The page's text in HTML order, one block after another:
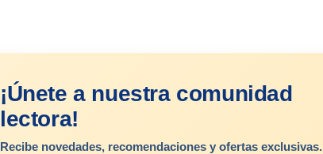
¡Únete a nuestra comunidad
lectora!
Recibe novedades, recomendaciones y ofertas exclusivas.